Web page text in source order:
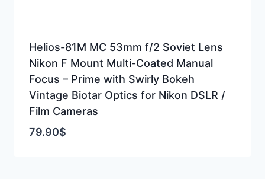
Helios-81M MC 53mm f/2 Soviet Lens
Nikon F Mount Multi-Coated Manual
Focus – Prime with Swirly Bokeh
Vintage Biotar Optics for Nikon DSLR /
Film Cameras
79.90$